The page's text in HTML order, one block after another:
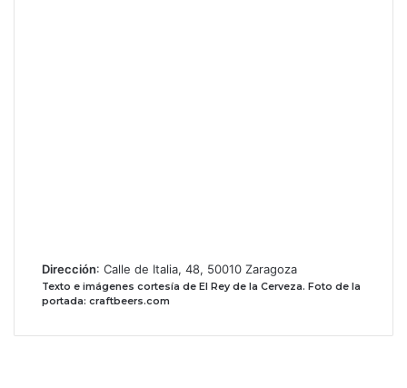
Dirección: Calle de Italia, 48, 50010 Zaragoza
Texto e imágenes cortesía de El Rey de la Cerveza. Foto de la
portada: craftbeers.com